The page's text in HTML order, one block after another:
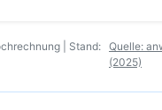
| Stand:
Quelle:
(2025)